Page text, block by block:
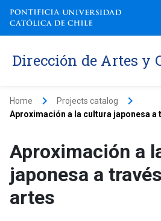
Dirección de Artes y
Home keyboard_arrow_right Projects catalog keyboard_arrow_right
Aproximación a la cultura japonesa a
Aproximación a
japonesa a
artes